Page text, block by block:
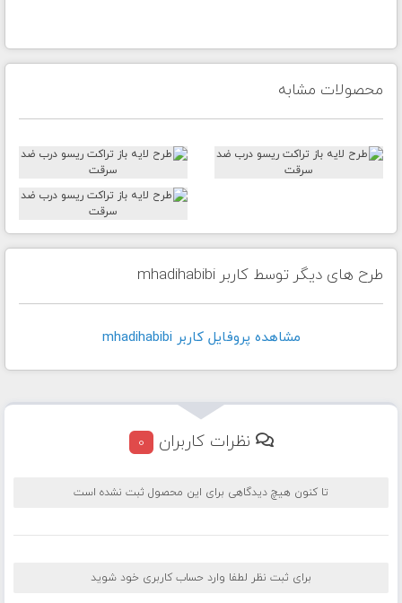
محصولات مشابه
طرح های دیگر توسط کاربر mhadihabibi
مشاهده پروفايل کاربر mhadihabibi
نظرات کاربران 0
تا کنون هیچ دیدگاهی برای این محصول ثبت نشده است
برای ثبت نظر لطفا وارد حساب کاربری خود شوید